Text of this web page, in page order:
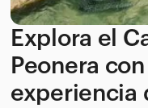
Explora el
Peonera
experiencia